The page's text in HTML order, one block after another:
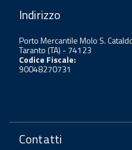
Indirizzo
Porto Mercantile Molo S.
Taranto (TA) - 74123
Codice Fiscale:
90048270731
Contatti